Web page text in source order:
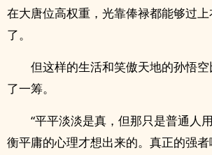
在大唐位高权重，光靠俸禄都能够过
了。
但这样的生活和笑傲天地的孙悟
了一筹。
“平平淡淡是真，但那只是普通人
衡平庸的心理才想出来的。真正的强